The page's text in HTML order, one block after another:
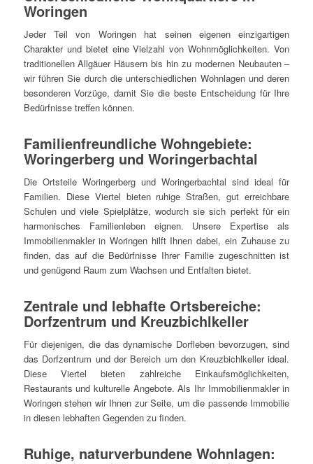
Woringen
Jeder Teil von Woringen hat seinen eigenen einzigartigen
Charakter und bietet eine Vielzahl von Wohnmöglichkeiten. Von
traditionellen Allgäuer Häusern bis hin zu modernen Neubauten –
wir führen Sie durch die unterschiedlichen Wohnlagen und deren
besonderen Vorzüge, damit Sie die beste Entscheidung für Ihre
Bedürfnisse treffen können.
Familienfreundliche Wohngebiete:
Woringerberg und Woringerbachtal
Die Ortsteile Woringerberg und Woringerbachtal sind ideal für
Familien. Diese Viertel bieten ruhige Straßen, gut erreichbare
Schulen und viele Spielplätze, wodurch sie sich perfekt für ein
harmonisches Familienleben eignen. Unsere Expertise als
Immobilienmakler in Woringen hilft Ihnen dabei, ein Zuhause zu
finden, das auf die Bedürfnisse Ihrer Familie zugeschnitten ist
und genügend Raum zum Wachsen und Entfalten bietet.
Zentrale und lebhafte Ortsbereiche:
Dorfzentrum und Kreuzbichlkeller
Für diejenigen, die das dynamische Dorfleben bevorzugen, sind
das Dorfzentrum und der Bereich um den Kreuzbichlkeller ideal.
Diese Viertel bieten zahlreiche Einkaufsmöglichkeiten,
Restaurants und kulturelle Angebote. Als Ihr Immobilienmakler in
Woringen stehen wir Ihnen zur Seite, um die passende Immobilie
in diesen lebhaften Gegenden zu finden.
Ruhige, naturverbundene Wohnlagen: